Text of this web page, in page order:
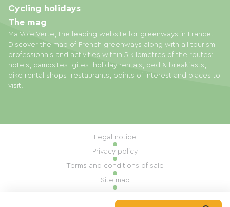
Ma Voie Verte, the leading website for greenways in France.
Discover the map of French greenways along with all tourism
professionals and activities within 5 kilometres of the routes:
hotels, campsites, gites, holiday rentals, bed & breakfasts,
bike rental shops, restaurants, points of interest and places to
visit.
Cycling holidays
The mag
Legal notice
Privacy policy
Terms and conditions of sale
Site map